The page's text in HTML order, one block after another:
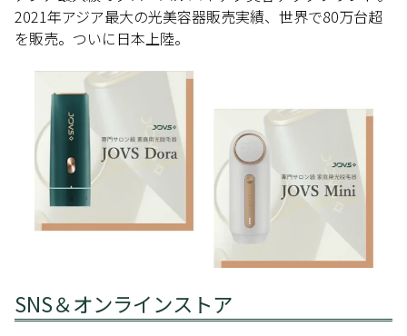
2021年アジア最大の光美容器販売実績、世界で80万台超
を販売。ついに日本上陸。
SNS＆オンラインストア